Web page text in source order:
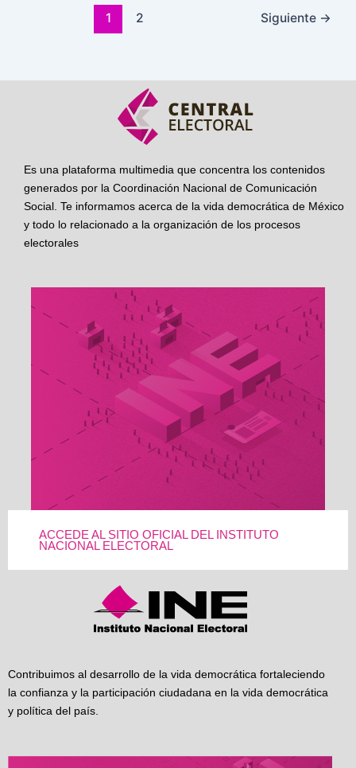
1 2 Siguiente →
Es una plataforma multimedia que concentra los contenidos
generados por la Coordinación Nacional de Comunicación
Social. Te informamos acerca de la vida democrática de México
y todo lo relacionado a la organización de los procesos
electorales
ACCEDE AL SITIO OFICIAL DEL INSTITUTO
NACIONAL ELECTORAL
Contribuimos al desarrollo de la vida democrática fortaleciendo
la confianza y la participación ciudadana en la vida democrática
y política del país.